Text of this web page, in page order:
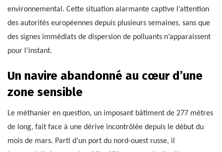
environnemental. Cette situation alarmante captive l’attention
des autorités européennes depuis plusieurs semaines, sans que
des signes immédiats de dispersion de polluants n’apparaissent
pour l’instant.
Un navire abandonné au cœur d’une
zone sensible
Le méthanier en question, un imposant bâtiment de 277 mètres
de long, fait face à une dérive incontrôlée depuis le début du
mois de mars. Parti d’un port du nord-ouest russe, il